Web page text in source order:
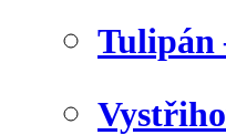
Tulipán